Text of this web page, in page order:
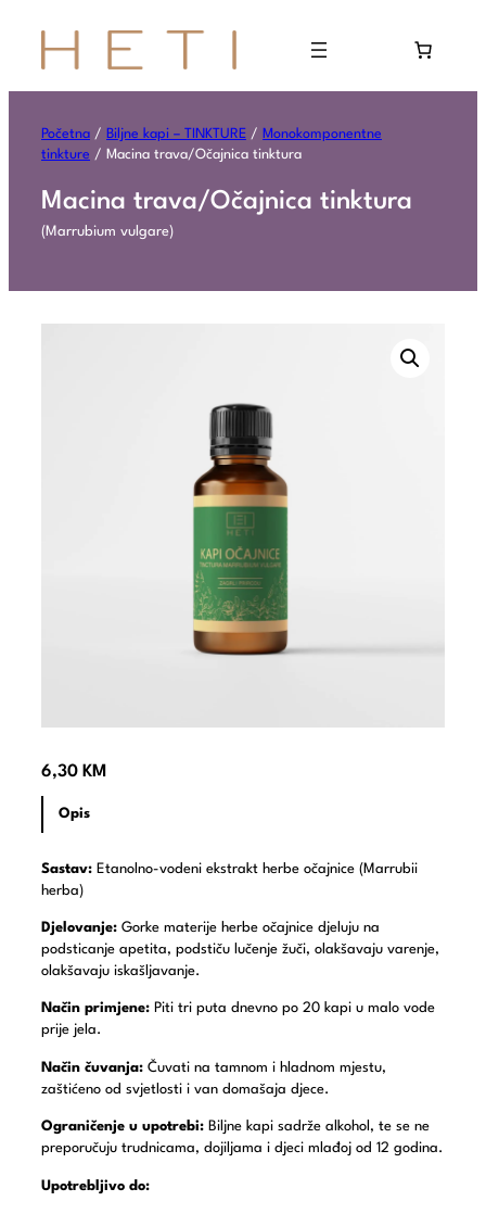
Početna / Biljne kapi – TINKTURE /
Monokomponentne
tinkture / Macina trava/Očajnica tinktura
Macina trava/Očajnica tinktura
(Marrubium vulgare)
6,30 KM
Opis
Sastav: Etanolno-vodeni ekstrakt herbe očajnice (Marrubii
herba)
Djelovanje: Gorke materije herbe očajnice djeluju na
podsticanje apetita, podstiču lučenje žuči, olakšavaju varenje,
olakšavaju iskašljavanje.
Način primjene: Piti tri puta dnevno po 20 kapi u malo vode
prije jela.
Način čuvanja: Čuvati na tamnom i hladnom mjestu,
zaštićeno od svjetlosti i van domašaja djece.
Ograničenje u upotrebi: Biljne kapi sadrže alkohol, te se ne
preporučuju trudnicama, dojiljama i djeci mlađoj od 12 godina.
Upotrebljivo do: